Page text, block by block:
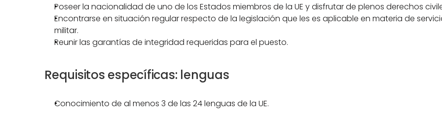
Poseer la nacionalidad de uno de los Estados miembros de la UE y disfrutar de plenos derechos
Encontrarse en situación regular respecto de la legislación que les es aplicable en materia de
militar.
Reunir las garantías de integridad requeridas para el puesto.
Requisitos específicas: lenguas
Conocimiento de al menos 3 de las 24 lenguas de la UE.